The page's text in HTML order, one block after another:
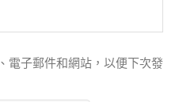
電子郵件和網站，以便下次發